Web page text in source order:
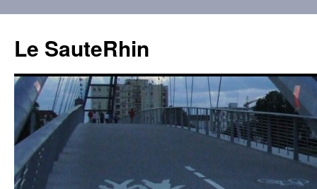
contenu
Le SauteRhin